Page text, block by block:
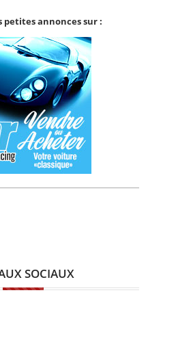
petites annonces sur :
SOCIAUX